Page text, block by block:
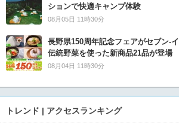
ションで快適キャンプ体験
08月05日 11時30分
長野県150周年記念フェアがセブン-
伝統野菜を使った新商品21品が登場
08月04日 11時30分
トレンド | アクセスランキング